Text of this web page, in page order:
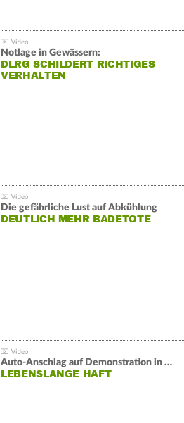
Notlage in Gewässern:
DLRG SCHILDERT RICHTIGES
VERHALTEN
Die gefährliche Lust auf Abkühlung
DEUTLICH MEHR BADETOTE
Auto-Anschlag auf Demonstration in München:
LEBENSLANGE HAFT